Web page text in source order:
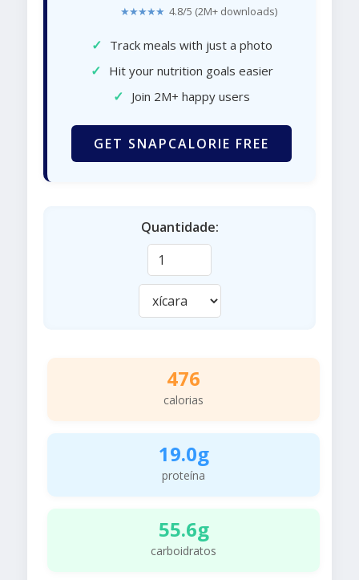
★★★★★ 4.8/5 (2M+ downloads)
✓ Track meals with just a photo
✓ Hit your nutrition goals easier
✓ Join 2M+ happy users
GET SNAPCALORIE FREE
Quantidade:
476
calorias
19.0g
proteína
55.6g
carboidratos